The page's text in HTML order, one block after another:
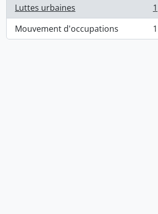
Luttes urbaines
, 1 résultats
1
Mouvement d'occupations
, 1 résultats 1